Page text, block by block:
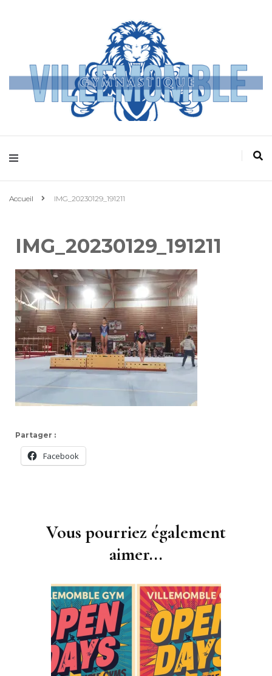
Villemomble
Gymnastique
Accueil IMG_20230129_191211
IMG_20230129_191211
Partager :
Facebook
Vous pourriez également
aimer...